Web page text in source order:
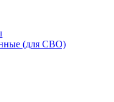
(для СВО)